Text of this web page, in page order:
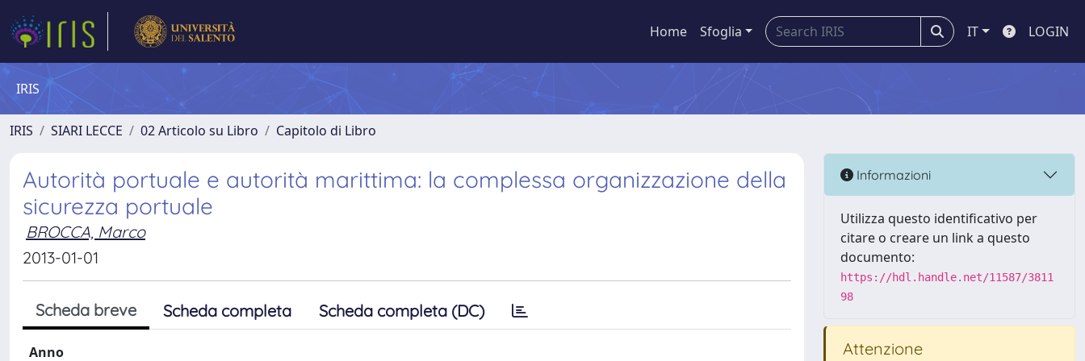
Home Sfoglia IT LOGIN
IRIS
IRIS SIARI LECCE 02 Articolo su Libro Capitolo di Libro
Autorità portuale e autorità marittima: la complessa organizzazione della
sicurezza portuale
BROCCA, Marco
2013-01-01
Scheda breve Scheda completa Scheda completa (DC)
Anno
Informazioni
Utilizza questo identificativo per
citare o creare un link a questo
documento:
https://hdl.handle.net/11587/3811
98
Attenzione